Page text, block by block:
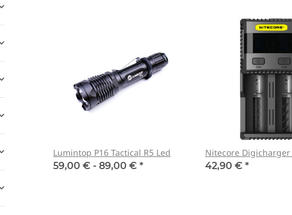
Lumintop P16 Tactical R5 Led
59,00 € - 89,00 € *
Nitecore Digicharger
42,90 € *